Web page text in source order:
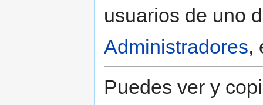
usuarios de uno
Administradores,
Puedes ver y